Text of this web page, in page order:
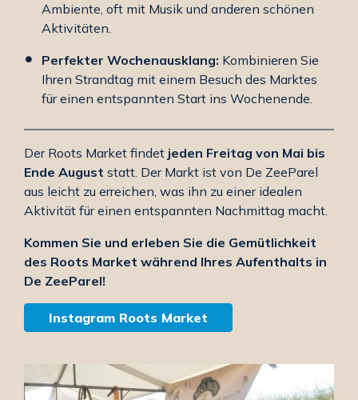
Ambiente, oft mit Musik und anderen schönen
Aktivitäten.
Perfekter Wochenausklang: Kombinieren Sie
Ihren Strandtag mit einem Besuch des Marktes
für einen entspannten Start ins Wochenende.
Der Roots Market findet jeden Freitag von Mai bis
Ende August statt. Der Markt ist von De ZeeParel
aus leicht zu erreichen, was ihn zu einer idealen
Aktivität für einen entspannten Nachmittag macht.
Kommen Sie und erleben Sie die Gemütlichkeit
des Roots Market während Ihres Aufenthalts in
De ZeeParel!
Instagram Roots Market